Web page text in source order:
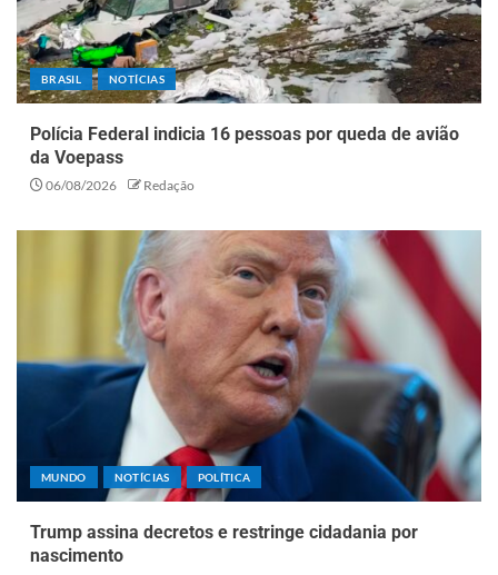
BRASIL NOTÍCIAS
Polícia Federal indicia 16 pessoas por queda de avião
da Voepass
06/08/2026 Redação
MUNDO NOTÍCIAS POLÍTICA
Trump assina decretos e restringe cidadania por
nascimento